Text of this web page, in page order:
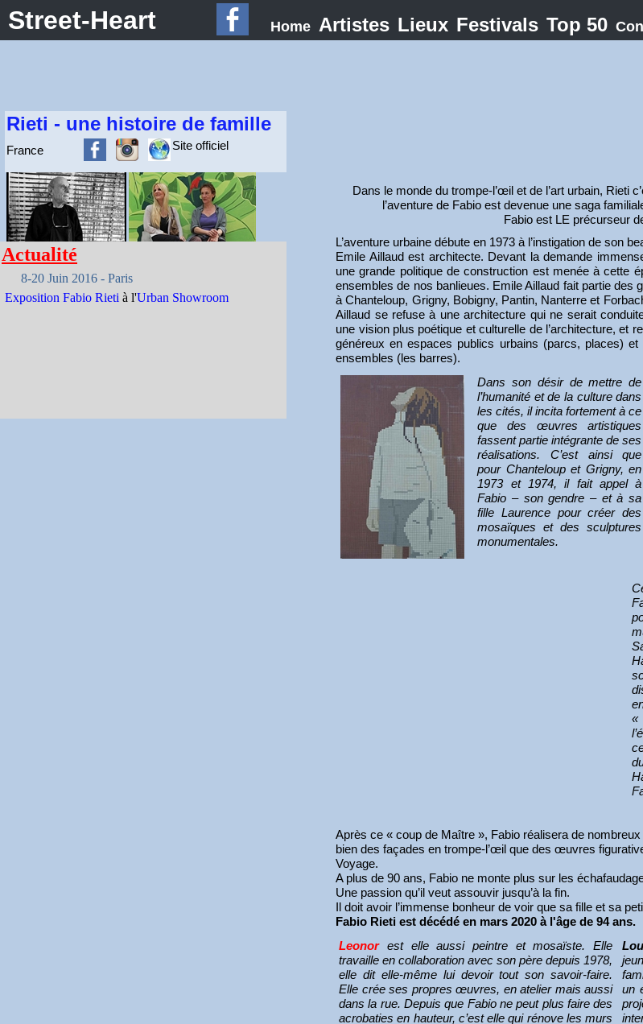
Actualité
8-20 Juin 2016 - Paris
Exposition Fabio Rieti à l'Urban Showroom
Street-Heart Home Artistes Lieux Festivals Top 50
Rieti - une histoire de famille
Site officiel
France
Dans le monde du trompe-l’œil et de l’art urbain, Rieti
l’aventure de Fabio est devenue une saga
Fabio est LE précurseur
L’aventure urbaine débute en 1973 à l’instigation de son
Emile Aillaud est architecte. Devant la demande
une grande politique de construction est menée à cette
ensembles de nos banlieues. Emile Aillaud fait partie
à Chanteloup, Grigny, Bobigny, Pantin, Nanterre et
Aillaud se refuse à une architecture qui ne serait
une vision plus poétique et culturelle de l’architecture, et
généreux en espaces publics urbains (parcs, places) et
ensembles (les barres).
Dans son désir de mettre de
l’humanité et de la culture dans
les cités, il incita fortement à ce
que des œuvres artistiques
fassent partie intégrante de ses
réalisations. C’est ainsi que
pour Chanteloup et Grigny, en
1973 et 1974, il fait appel à
Fabio – son gendre – et à sa
fille Laurence pour créer des
mosaïques et des sculptures
monumentales.
«
Après ce « coup de Maître », Fabio réalisera de
bien des façades en trompe-l’œil que des œuvres
Voyage.
A plus de 90 ans, Fabio ne monte plus sur les
Une passion qu’il veut assouvir jusqu’à la fin.
Il doit avoir l’immense bonheur de voir que sa fille et sa
Fabio Rieti est décédé en mars 2020 à l'âge de 94 ans.
Leonor est elle aussi peintre et mosaïste. Elle
travaille en collaboration avec son père depuis 1978,
elle dit elle-même lui devoir tout son savoir-faire.
Elle crée ses propres œuvres, en atelier mais aussi
dans la rue. Depuis que Fabio ne peut plus faire des
acrobaties en hauteur, c’est elle qui rénove les murs
un